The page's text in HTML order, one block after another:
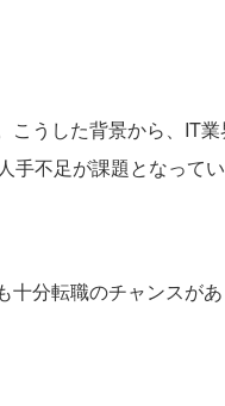
こうした背景から、IT業
手不足が課題となって
分転職のチャンスがあ